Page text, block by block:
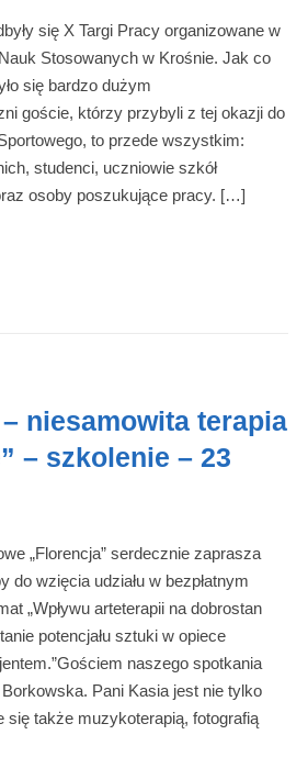
się X Targi Pracy organizowane w
Stosowanych w Krośnie. Jak co
się bardzo dużym
goście, którzy przybyli z tej okazji do
to przede wszystkim:
studenci, uczniowie szkół
osoby poszukujące pracy. […]
niesamowita terapia
– szkolenie – 23
„Florencja” serdecznie zaprasza
do wzięcia udziału w bezpłatnym
„Wpływu arteterapii na dobrostan
potencjału sztuki w opiece
naszego spotkania
Pani Kasia jest nie tylko
się także muzykoterapią, fotografią